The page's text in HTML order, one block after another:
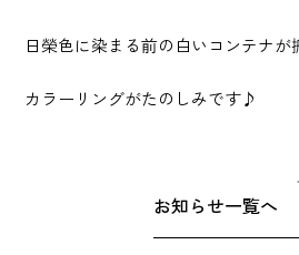
Recruit
Privacy Policy
プライバシーポリシー
日榮色に染まる前の白いコンテナが
カラーリングがたのしみです♪
お知らせ一覧へ